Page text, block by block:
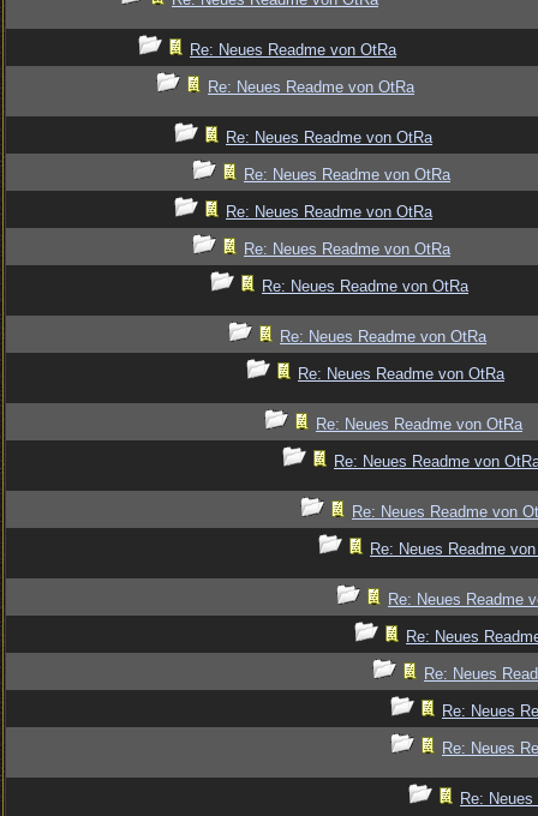
Re: Neues Readme von OtRa
Re: Neues Readme von OtRa
Re: Neues Readme von OtRa
Re: Neues Readme von OtRa
Re: Neues Readme von OtRa
Re: Neues Readme von OtRa
Re: Neues Readme von OtRa
Re: Neues Readme von OtRa
Re: Neues Readme von OtRa
Re: Neues Readme von OtRa
Re: Neues Readme von
Re: Neues Readme von
Re: Neues Readme
Re: Neues Readme
Re: Neues
Re: Neues
Re: Neues
Re: Neues
Re: